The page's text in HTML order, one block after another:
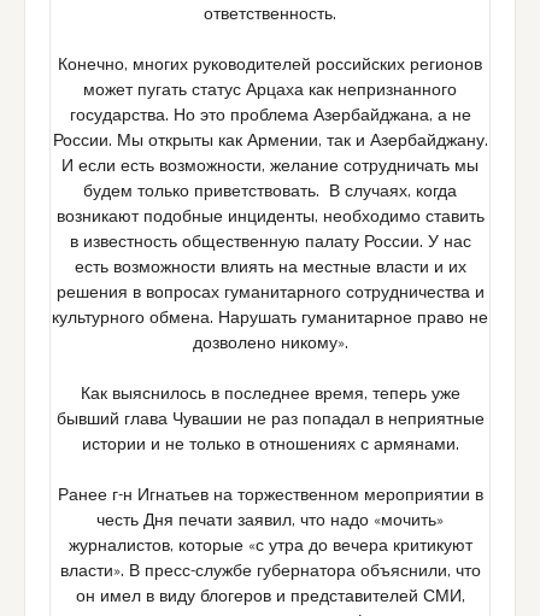
ответственность.
Конечно, многих руководителей российских регионов
может пугать статус Арцаха как непризнанного
государства. Но это проблема Азербайджана, а не
России. Мы открыты как Армении, так и Азербайджану.
И если есть возможности, желание сотрудничать мы
будем только приветствовать. В случаях, когда
возникают подобные инциденты, необходимо ставить
в известность общественную палату России. У нас
есть возможности влиять на местные власти и их
решения в вопросах гуманитарного сотрудничества и
культурного обмена. Нарушать гуманитарное право не
дозволено никому».
Как выяснилось в последнее время, теперь уже
бывший глава Чувашии не раз попадал в неприятные
истории и не только в отношениях с армянами.
Ранее г-н Игнатьев на торжественном мероприятии в
честь Дня печати заявил, что надо «мочить»
журналистов, которые «с утра до вечера критикуют
власти». В пресс-службе губернатора объяснили, что
он имел в виду блогеров и представителей СМИ,